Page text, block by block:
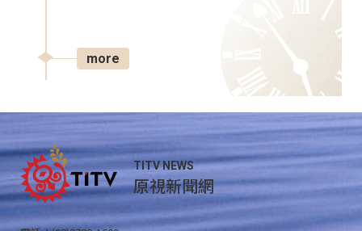
more
TITV NEWS
原視新聞網